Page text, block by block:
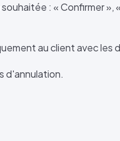
: « Confirmer »,
au client avec les
d'annulation.